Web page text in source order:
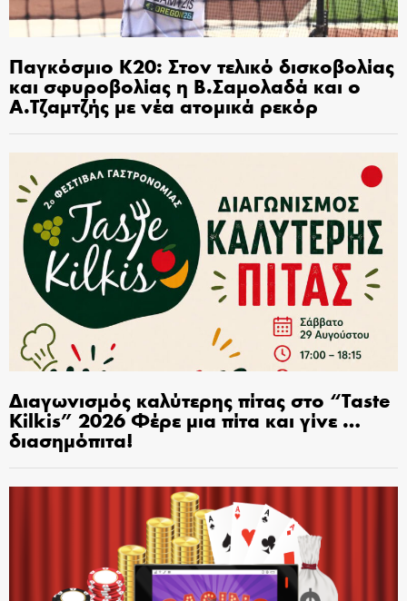
Παγκόσμιο Κ20: Στον τελικό δισκοβολίας
και σφυροβολίας η Β.Σαμολαδά και ο
Α.Τζαμτζής με νέα ατομικά ρεκόρ
Διαγωνισμός καλύτερης πίτας στο “Taste
Kilkis” 2026 Φέρε μια πίτα και γίνε …
διασημόπιτα!